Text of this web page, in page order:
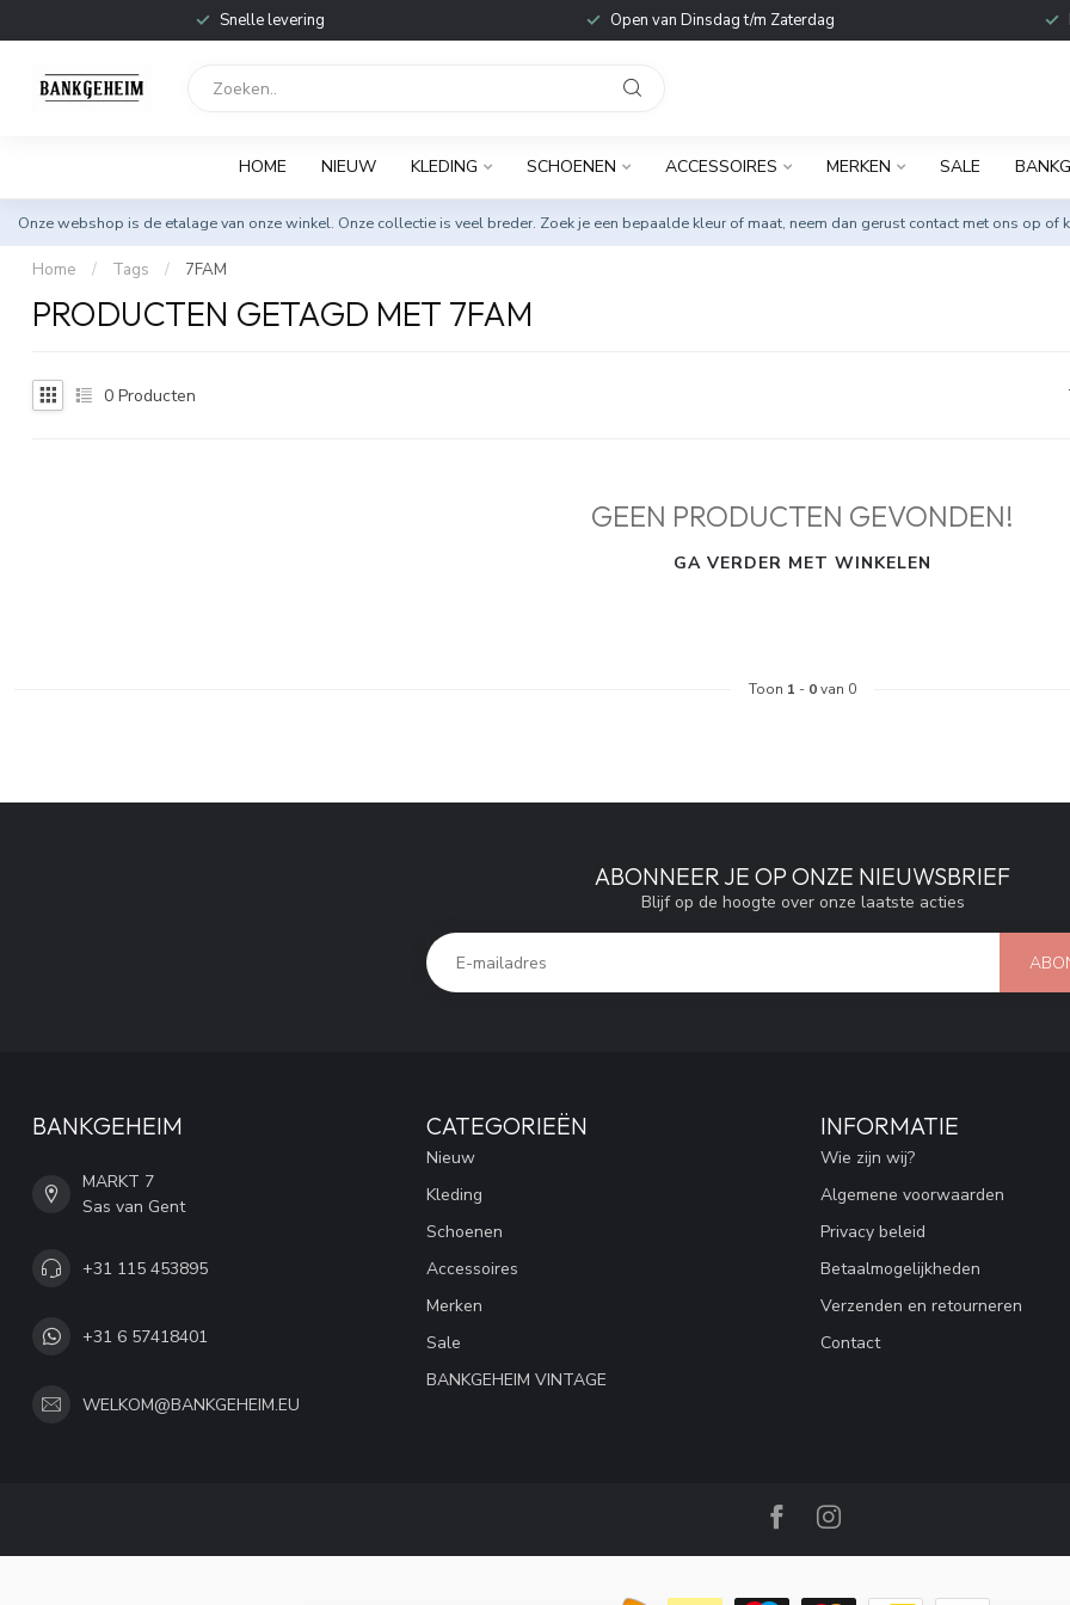
Snelle levering Open van Dinsdag t/m Zaterdag
HOME NIEUW KLEDING SCHOENEN ACCESSOIRES MERKEN SALE
Onze webshop is de etalage van onze winkel. Onze collectie is veel breder. Zoek je een bepaalde kleur of maat, neem dan gerust contact met ons op of
Home / Tags / 7FAM
PRODUCTEN GETAGD MET 7FAM
0 Producten
GEEN PRODUCTEN GEVONDEN!
GA VERDER MET WINKELEN
Toon 1 - 0van 0
ABONNEER JE OP ONZE NIEUWSBRIEF
Blijf op de hoogte over onze laatste acties
BANKGEHEIM
MARKT 7
Sas van Gent
+31 115 453895
+31 6 57418401
WELKOM@BANKGEHEIM.EU
CATEGORIEËN
Nieuw
Kleding
Schoenen
Accessoires
Merken
Sale
BANKGEHEIM VINTAGE
INFORMATIE
Wie zijn wij?
Algemene voorwaarden
Privacy beleid
Betaalmogelijkheden
Verzenden en retourneren
Contact